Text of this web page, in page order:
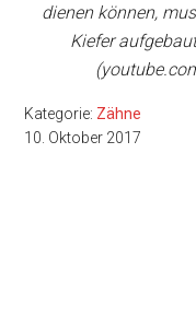
dienen können,
Kiefer
Kategorie: Zähne
10. Oktober 2017